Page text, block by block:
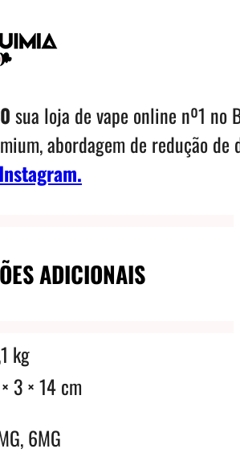
sua loja de vape online nº1 no
abordagem de redução
ADICIONAIS
kg
3 × 14 cm
6MG